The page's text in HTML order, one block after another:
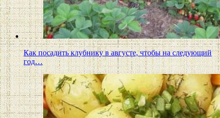
Как посадить клубнику в августе, чтобы на следующий
год…